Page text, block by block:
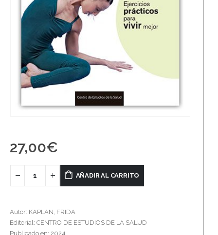
27,00€
AÑADIR AL CARRITO
Autor: KAPLAN, FRIDA
Editorial: CENTRO DE ESTUDIOS DE LA SALUD
Publicado en: 2024